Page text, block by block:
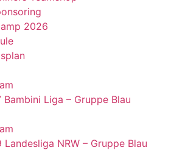
2026
Bambini Liga – Gruppe Blau
Landesliga NRW – Gruppe Blau